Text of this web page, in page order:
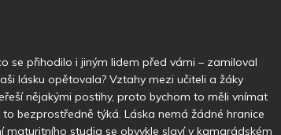
se přihodilo i jiným lidem před vámi – zamiloval
lásku opětovala? Vztahy mezi učiteli a žáky
nějakými postihy, proto bychom to měli vnímat
bezprostředně týká. Láska nemá žádné hranice
maturitního studia se obvykle slaví v kamarádském